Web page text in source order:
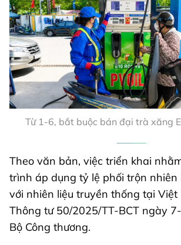
Từ 1-6, bắt buộc bán đại trà xăng
Theo văn bản, việc triển khai
trình áp dụng tỷ lệ phối trộn nhiên
với nhiên liệu truyền thống tại Việt
Thông tư 50/2025/TT-BCT ngày
Bộ Công thương.